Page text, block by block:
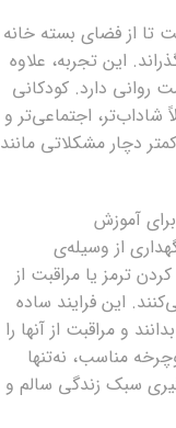
تا از فضای بسته خانه
این تجربه، علاوه
دارد. کودکانی
شاداب‌تر، اجتماعی‌تر و
دچار مشکلاتی مانند
آموزش
از وسیله‌ی
ترمز یا مراقبت از
این فرایند ساده
و مراقبت از آنها را
مناسب، نه‌تنها
سبک زندگی سالم و